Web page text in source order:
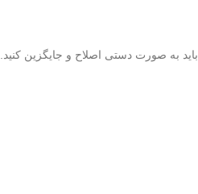
به صورت دستی اصلاح و جایگزین کنید.